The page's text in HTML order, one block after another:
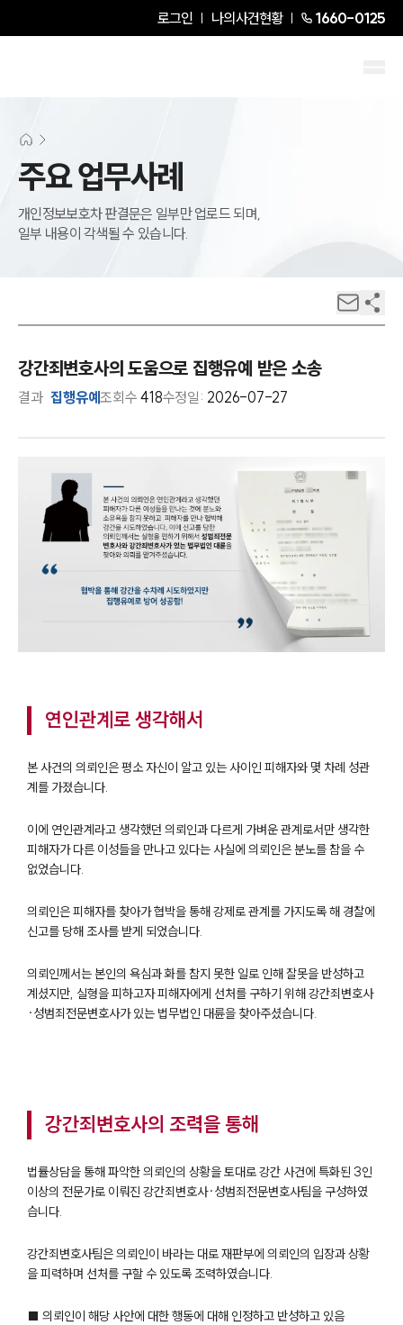
로그인 나의사건현황 1660-0125
주요 업무사례
개인정보보호차 판결문은 일부만 업로드 되며,
일부 내용이 각색될 수 있습니다.
강간죄변호사의 도움으로 집행유예 받은 소송
결과 집행유예조회수418수정일: 2026-07-27
연인관계로 생각해서
본 사건의 의뢰인은 평소 자신이 알고 있는 사이인 피해자와 몇 차례 성관
계를 가졌습니다.
이에 연인관계라고 생각했던 의뢰인과 다르게 가벼운 관계로서만 생각한
피해자가 다른 이성들을 만나고 있다는 사실에 의뢰인은 분노를 참을 수
없었습니다.
의뢰인은 피해자를 찾아가 협박을 통해 강제로 관계를 가지도록 해 경찰에
신고를 당해 조사를 받게 되었습니다.
의뢰인께서는 본인의 욕심과 화를 참지 못한 일로 인해 잘못을 반성하고
계셨지만, 실형을 피하고자 피해자에게 선처를 구하기 위해 강간죄변호사
·성범죄전문변호사가 있는 법무법인 대륜을 찾아주셨습니다.
강간죄변호사의 조력을 통해
법률상담을 통해 파악한 의뢰인의 상황을 토대로 강간 사건에 특화된 3인
이상의 전문가로 이뤄진 강간죄변호사·성범죄전문변호사팀을 구성​하였
습니다.
강간죄변호사팀은 의뢰인이 바라는 대로 재판부에 의뢰인의 입장과 상황
을 피력하며 선처를 구할 수 있도록 조력하였습니다.
■ 의뢰인이 해당 사안에 대한 행동에 대해 인정하고 반성하고 있음